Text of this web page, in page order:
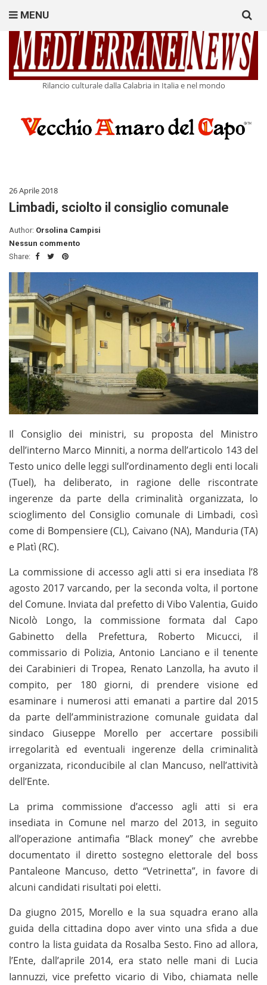
Rilancio culturale dalla Calabria in Italia e nel mondo
MENU
for:
26 Aprile 2018
Limbadi, sciolto il consiglio comunale
Author: Orsolina Campisi
Nessun commento
Share:
Il Consiglio dei ministri, su proposta del Ministro
dell’interno Marco Minniti, a norma dell’articolo 143 del
Testo unico delle leggi sull’ordinamento degli enti locali
(Tuel), ha deliberato, in ragione delle riscontrate
ingerenze da parte della criminalità organizzata, lo
scioglimento del Consiglio comunale di Limbadi, così
come di Bompensiere (CL), Caivano (NA), Manduria (TA)
e Platì (RC).
La commissione di accesso agli atti si era insediata l’8
agosto 2017 varcando, per la seconda volta, il portone
del Comune. Inviata dal prefetto di Vibo Valentia, Guido
Nicolò Longo, la commissione formata dal Capo
Gabinetto della Prefettura, Roberto Micucci, il
commissario di Polizia, Antonio Lanciano e il tenente
dei Carabinieri di Tropea, Renato Lanzolla, ha avuto il
compito, per 180 giorni, di prendere visione ed
esaminare i numerosi atti emanati a partire dal 2015
da parte dell’amministrazione comunale guidata dal
sindaco Giuseppe Morello per accertare possibili
irregolarità ed eventuali ingerenze della criminalità
organizzata, riconducibile al clan Mancuso, nell’attività
dell’Ente.
La prima commissione d’accesso agli atti si era
insediata in Comune nel marzo del 2013, in seguito
all’operazione antimafia “Black money” che avrebbe
documentato il diretto sostegno elettorale del boss
Pantaleone Mancuso, detto “Vetrinetta”, in favore di
alcuni candidati risultati poi eletti.
Da giugno 2015, Morello e la sua squadra erano alla
guida della cittadina dopo aver vinto una sfida a due
contro la lista guidata da Rosalba Sesto. Fino ad allora,
l’Ente, dall’aprile 2014, era stato nelle mani di Lucia
Iannuzzi, vice prefetto vicario di Vibo, chiamata nelle